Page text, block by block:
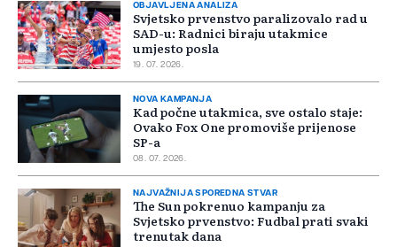
OBJAVLJENA ANALIZA
Svjetsko prvenstvo paralizovalo rad u
SAD-u: Radnici biraju utakmice
umjesto posla
19. 07. 2026.
NOVA KAMPANJA
Kad počne utakmica, sve ostalo staje:
Ovako Fox One promoviše prijenose
SP-a
08. 07. 2026.
NAJVAŽNIJA SPOREDNA STVAR
The Sun pokrenuo kampanju za
Svjetsko prvenstvo: Fudbal prati svaki
trenutak dana